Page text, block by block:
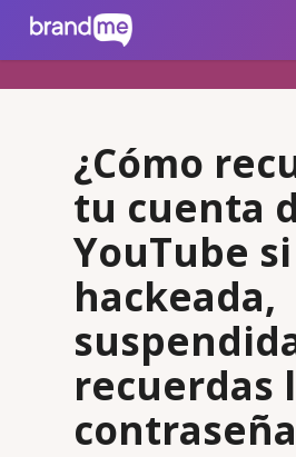
brandme.la
¿Cómo
tu cuenta
YouTube
hackeada,
recuerdas